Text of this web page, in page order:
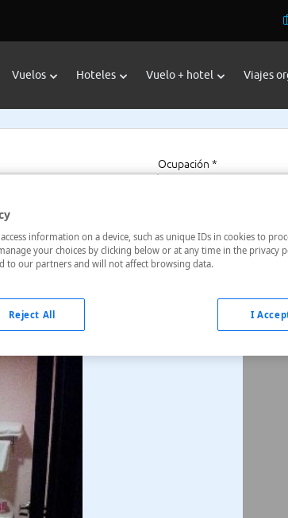
Vuelos Hoteles Vuelo + hotel Viajes
Ocupación *
information on a device, such as unique IDs in cookies to
your choices by clicking below or at any time in the privacy
to our partners and will not affect browsing data.
Reject All I